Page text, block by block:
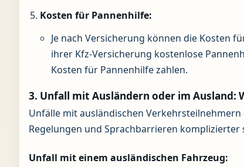
Kosten für Pannenhilfe:
Je nach Versicherung können die Kosten
ihrer Kfz-Versicherung kostenlose
Kosten für Pannenhilfe zahlen.
3. Unfall mit Ausländern oder im Ausland:
Unfälle mit ausländischen
Regelungen und Sprachbarrieren komplizierter
Unfall mit einem ausländischen Fahrzeug: